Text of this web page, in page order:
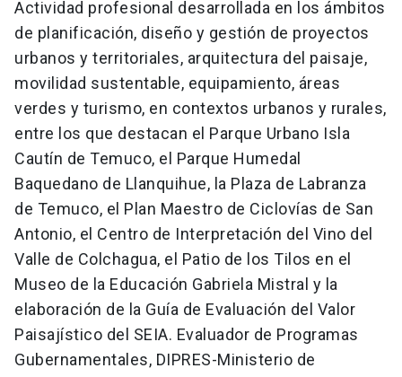
Actividad profesional desarrollada en los ámbitos
de planificación, diseño y gestión de proyectos
urbanos y territoriales, arquitectura del paisaje,
movilidad sustentable, equipamiento, áreas
verdes y turismo, en contextos urbanos y rurales,
entre los que destacan el Parque Urbano Isla
Cautín de Temuco, el Parque Humedal
Baquedano de Llanquihue, la Plaza de Labranza
de Temuco, el Plan Maestro de Ciclovías de San
Antonio, el Centro de Interpretación del Vino del
Valle de Colchagua, el Patio de los Tilos en el
Museo de la Educación Gabriela Mistral y la
elaboración de la Guía de Evaluación del Valor
Paisajístico del SEIA. Evaluador de Programas
Gubernamentales, DIPRES-Ministerio de